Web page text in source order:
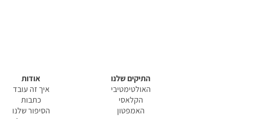
אודות
איך זה עובד
כתבות
הסיפור שלנו
התיקים שלנו
האולטימטיבי
הקלאסי
האמפטון